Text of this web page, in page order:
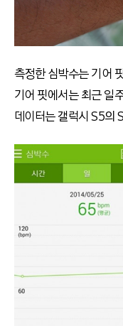
측정한 심박수는 기어
기어 핏에서는 최근 일
데이터는 갤럭시 S5의